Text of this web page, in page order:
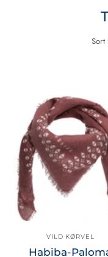
Sort
VILD KØRVEL
Habiba-